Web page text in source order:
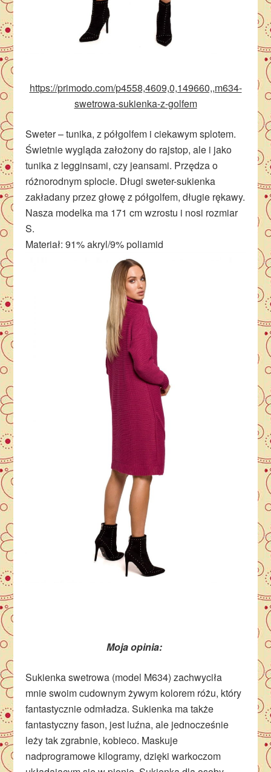
https://primodo.com/p4558,4609,0,149660,,m634-
swetrowa-sukienka-z-golfem
Sweter – tunika, z półgolfem i ciekawym splotem.
Świetnie wygląda założony do rajstop, ale i jako
tunika z legginsami, czy jeansami. Przędza o
różnorodnym splocie. Długi sweter-sukienka
zakładany przez głowę z półgolfem, długie rękawy.
Nasza modelka ma 171 cm wzrostu i nosi rozmiar
S.
Materiał: 91% akryl/9% poliamid
Moja opinia:
Sukienka swetrowa (model M634) zachwyciła
mnie swoim cudownym żywym kolorem różu, który
fantastycznie odmładza. Sukienka ma także
fantastyczny fason, jest luźna, ale jednocześnie
leży tak zgrabnie, kobieco. Maskuje
nadprogramowe kilogramy, dzięki warkoczom